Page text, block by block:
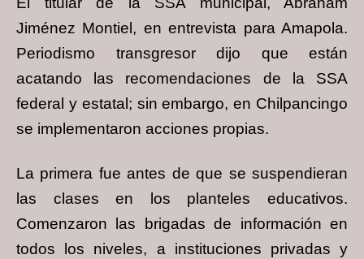
Jiménez Montiel, en entrevista para Amapola.
Periodismo transgresor dijo que están
acatando las recomendaciones de la SSA
federal y estatal; sin embargo, en Chilpancingo
se implementaron acciones propias.
La primera fue antes de que se suspendieran
las clases en los planteles educativos.
Comenzaron las brigadas de información en
todos los niveles, a instituciones privadas y